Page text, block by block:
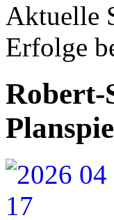
Aktuelle
Erfolge
Robert-